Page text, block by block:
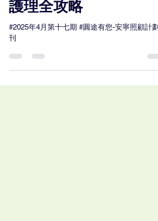
防褥瘡有法：臥床病人
護理全攻略
刊